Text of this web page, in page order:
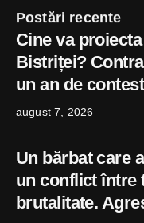
Postări recente
Cine va
Bistriței?
un an de
august 7, 2026
Un bărbat care
un conflict între
brutalitate.